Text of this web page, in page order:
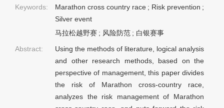
Keywords:
Marathon cross country race ; Risk prevention ;
Silver event
马拉松越野赛 ; 风险防范 ; 白银赛事
Abstract:
Using the methods of literature, logical analysis
and other research methods, based on the
perspective of management, this paper divides
the risk of Marathon cross-country race,
analyzes the risk management of Marathon